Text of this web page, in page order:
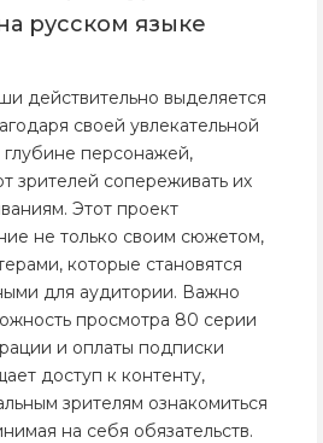
русском языке
действительно выделяется
своей увлекательной
персонажей,
зрителей сопереживать их
Этот проект
не только своим сюжетом,
которые становятся
для аудитории. Важно
просмотра 80 серии
и оплаты подписки
доступ к контенту,
зрителям ознакомиться
на себя обязательств.